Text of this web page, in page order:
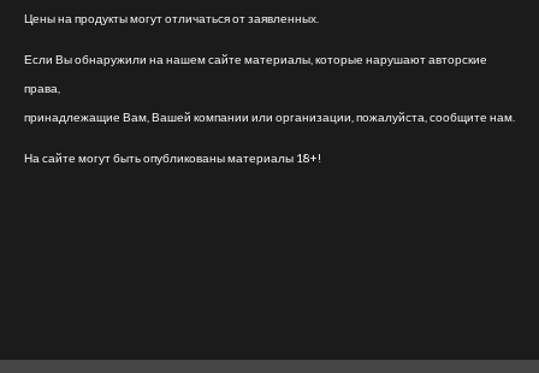
Цены на продукты могут отличаться от заявленных.
Если Вы обнаружили на нашем сайте материалы, которые нарушают авторские
права,
принадлежащие Вам, Вашей компании или организации, пожалуйста, сообщите нам.
На сайте могут быть опубликованы материалы 18+!